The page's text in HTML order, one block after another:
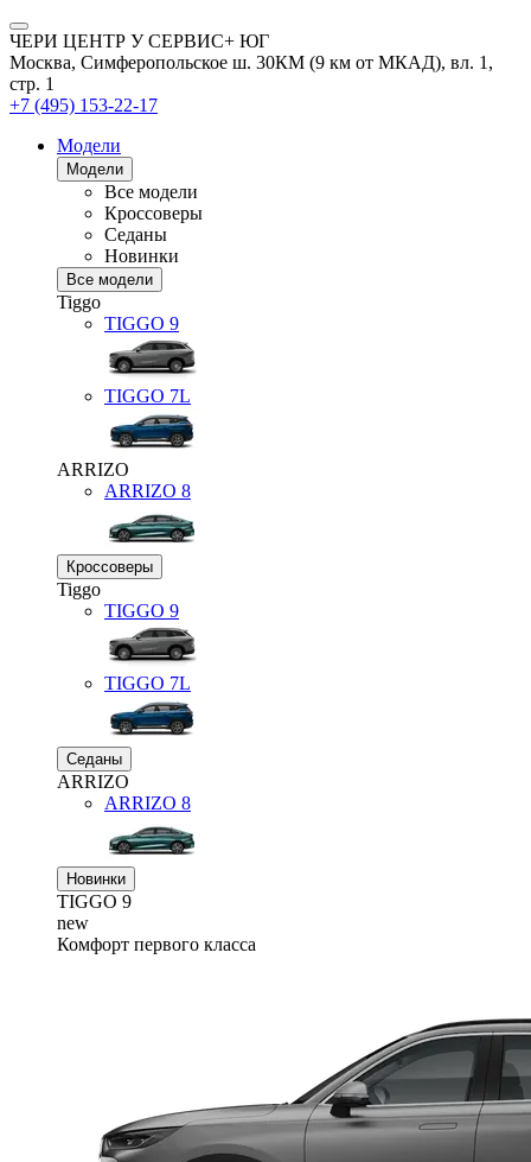
ЧЕРИ ЦЕНТР У СЕРВИС+ ЮГ
Москва, Симферопольское ш. 30КМ (9 км от МКАД), вл. 1,
стр. 1
+7 (495) 153-22-17
Модели
Модели
Все модели
Кроссоверы
Седаны
Новинки
Все модели
Tiggo
TIGGO 9
TIGGO 7L
ARRIZO
ARRIZO 8
Кроссоверы
Tiggo
TIGGO 9
TIGGO 7L
Седаны
ARRIZO
ARRIZO 8
Новинки
TIGGO 9
new
Комфорт первого класса